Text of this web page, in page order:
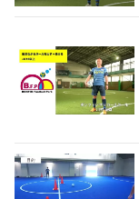
（
JFA
ッ
横
【指
日
協